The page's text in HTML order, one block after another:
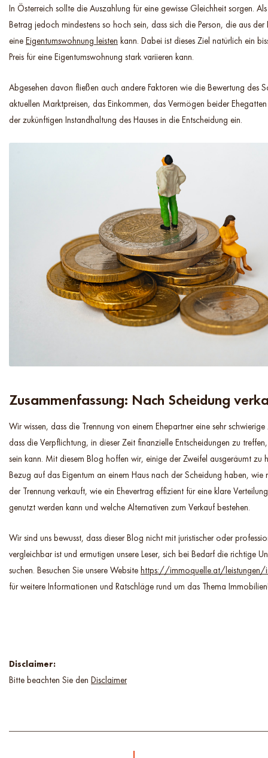
In Österreich sollte die Auszahlung für eine gewisse Gleichheit sorgen.
Betrag jedoch mindestens so hoch sein, dass sich die Person, die aus
eine Eigentumswohnung leisten kann. Dabei ist dieses Ziel natürlich ein
Preis für eine Eigentumswohnung stark variieren kann.
Abgesehen davon fließen auch andere Faktoren wie die Bewertung des
aktuellen Marktpreisen, das Einkommen, das Vermögen beider
der zukünftigen Instandhaltung des Hauses in die Entscheidung ein.
Zusammenfassung: Nach Scheidung
Wir wissen, dass die Trennung von einem Ehepartner eine sehr
dass die Verpflichtung, in dieser Zeit finanzielle Entscheidungen zu
sein kann. Mit diesem Blog hoffen wir, einige der Zweifel ausgeräumt zu
Bezug auf das Eigentum an einem Haus nach der Scheidung haben, wie
der Trennung verkauft, wie ein Ehevertrag effizient für eine klare
genutzt werden kann und welche Alternativen zum Verkauf bestehen.
Wir sind uns bewusst, dass dieser Blog nicht mit juristischer oder
vergleichbar ist und ermutigen unsere Leser, sich bei Bedarf die richtige
suchen. Besuchen Sie unsere Website https://immoquelle.at/leistungen/
für weitere Informationen und Ratschläge rund um das Thema
Disclaimer:
Bitte beachten Sie den Disclaimer